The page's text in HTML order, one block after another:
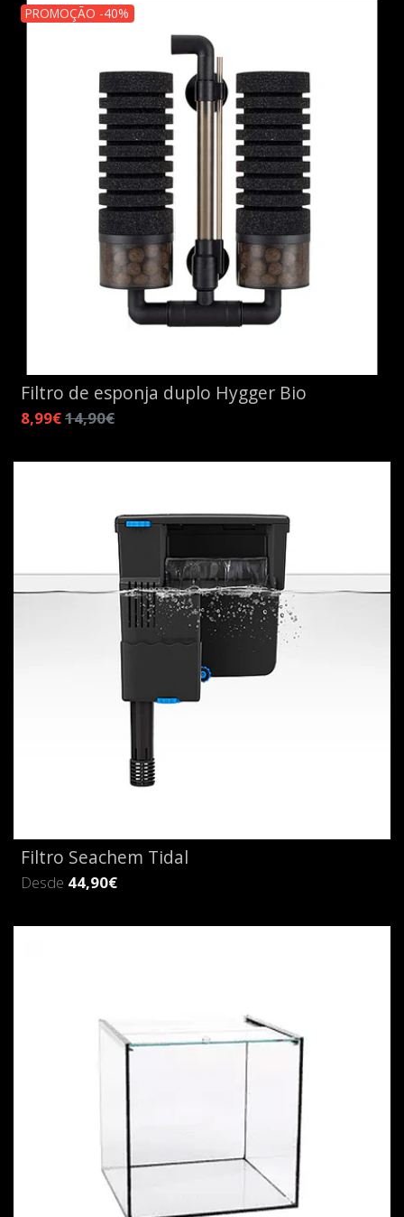
PROMOÇÃO -40%
Filtro de esponja duplo Hygger Bio
8,99€14,90€
Filtro Seachem Tidal
Desde 44,90€